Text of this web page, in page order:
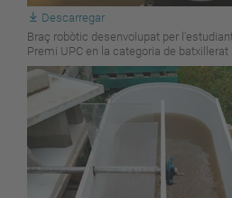
Descarregar
Braç robòtic desenvolupat per
Premi UPC en la categoria de batxillerat